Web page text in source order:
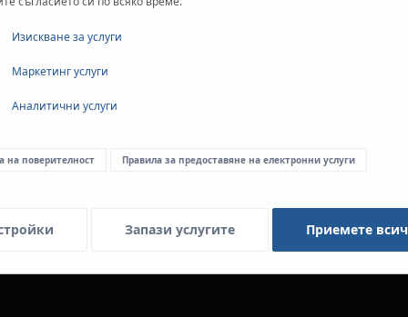
Изискване за услуги
Маркетинг услуги
Аналитични услуги
на поверителност Правила за предоставяне на електронни услуги
Запази услугите Приемете